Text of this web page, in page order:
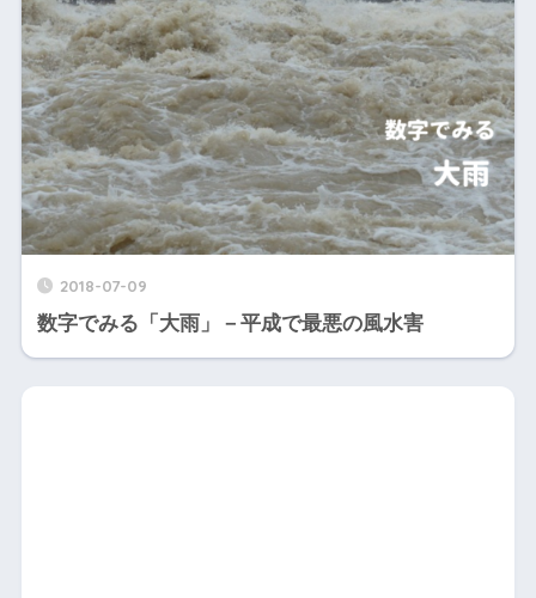
2018-07-09
数字でみる「大雨」－平成で最悪の風水害